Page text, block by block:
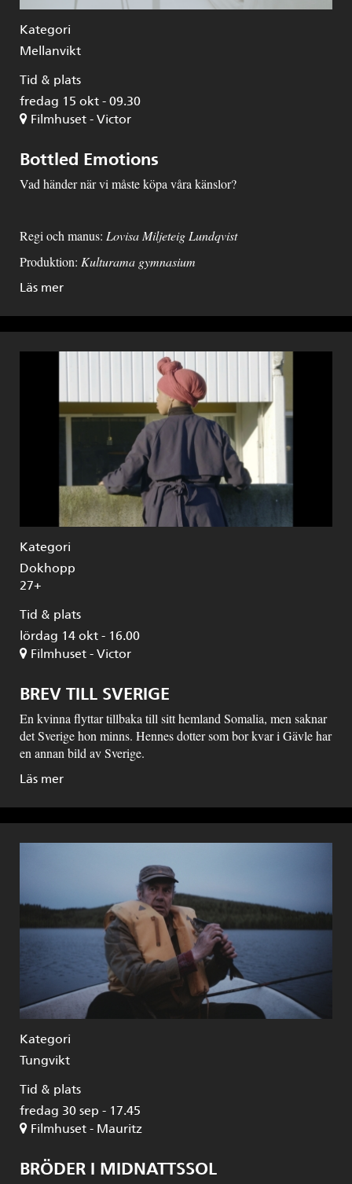
Kategori
Mellanvikt
Tid & plats
fredag 15 okt - 09.30
Filmhuset - Victor
Bottled Emotions
Vad händer när vi måste köpa våra känslor?
Regi och manus: Lovisa Miljeteig Lundqvist
Produktion: Kulturama gymnasium
Läs mer
Kategori
Dokhopp
27+
Tid & plats
lördag 14 okt - 16.00
Filmhuset - Victor
BREV TILL SVERIGE
En kvinna flyttar tillbaka till sitt hemland Somalia, men saknar
det Sverige hon minns. Hennes dotter som bor kvar i Gävle har
en annan bild av Sverige.
Läs mer
Kategori
Tungvikt
Tid & plats
fredag 30 sep - 17.45
Filmhuset - Mauritz
BRÖDER I MIDNATTSSOL